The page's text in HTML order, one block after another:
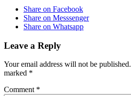
Share on Facebook
Share on Messsenger
Share on Whatsapp
Leave a Reply
Your email address will not be published.
marked *
Comment *